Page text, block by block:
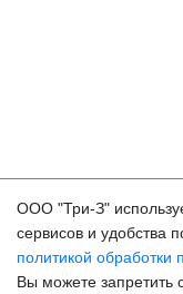
Контакты
Ессентуки, ул.
ООО "Три-З"
сервисов и удобства
политикой
Вы можете запретить